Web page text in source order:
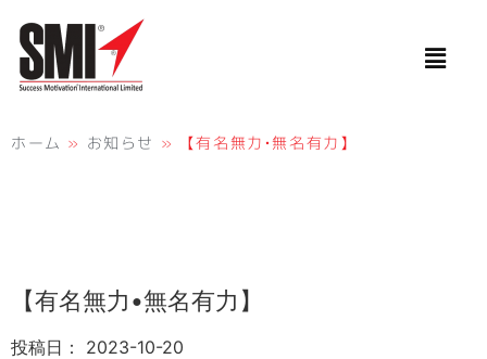
ホーム » お知らせ » 【有名無力•無名有力】
【有名無力•無名有力】
投稿日： 2023-10-20